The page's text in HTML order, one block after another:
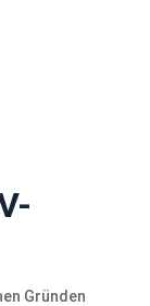
Gründen